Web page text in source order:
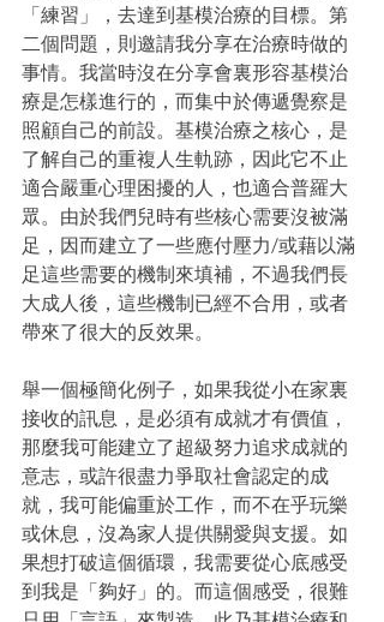
「練習」，去達到基模治療的目標。第
二個問題，則邀請我分享在治療時做的
事情。我當時沒在分享會裏形容基模治
療是怎樣進行的，而集中於傳遞覺察是
照顧自己的前設。基模治療之核心，是
了解自己的重複人生軌跡，因此它不止
適合嚴重心理困擾的人，也適合普羅大
眾。由於我們兒時有些核心需要沒被滿
足，因而建立了一些應付壓力/或藉以滿
足這些需要的機制來填補，不過我們長
大成人後，這些機制已經不合用，或者
帶來了很大的反效果。
舉一個極簡化例子，如果我從小在家裏
接收的訊息，是必須有成就才有價值，
那麼我可能建立了超級努力追求成就的
意志，或許很盡力爭取社會認定的成
就，我可能偏重於工作，而不在乎玩樂
或休息，沒為家人提供關愛與支援。如
果想打破這個循環，我需要從心底感受
到我是「夠好」的。而這個感受，很難